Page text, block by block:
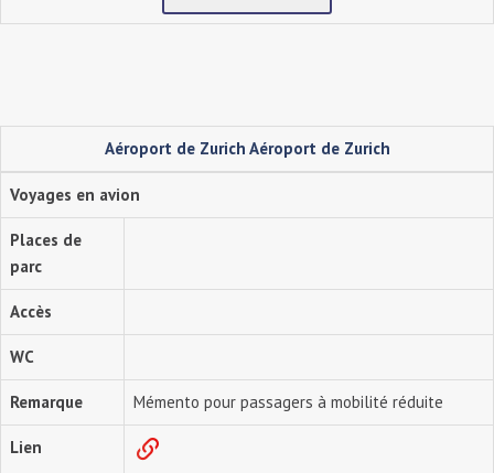
Aéroport de Zurich Aéroport de Zurich
Voyages en avion
Places de
parc
Accès
WC
Remarque Mémento pour passagers à mobilité réduite
Lien